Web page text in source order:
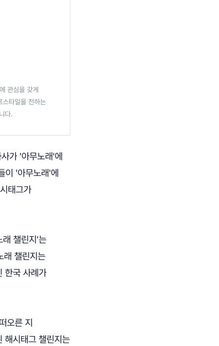
관심을 갖게
스타일을 전하는
다.
가 '아무노래'에
이 '아무노래'에
태그가
래 챌린지'는
래 챌린지는
한국 사례가
오른 지
시태그 챌린지는